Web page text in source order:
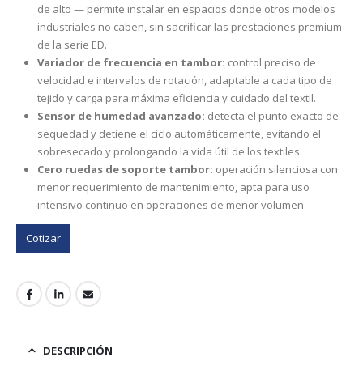
de alto — permite instalar en espacios donde otros modelos
industriales no caben, sin sacrificar las prestaciones premium
de la serie ED.
Variador de frecuencia en tambor: control preciso de
velocidad e intervalos de rotación, adaptable a cada tipo de
tejido y carga para máxima eficiencia y cuidado del textil.
Sensor de humedad avanzado: detecta el punto exacto de
sequedad y detiene el ciclo automáticamente, evitando el
sobresecado y prolongando la vida útil de los textiles.
Cero ruedas de soporte tambor: operación silenciosa con
menor requerimiento de mantenimiento, apta para uso
intensivo continuo en operaciones de menor volumen.
Cotizar
DESCRIPCIÓN